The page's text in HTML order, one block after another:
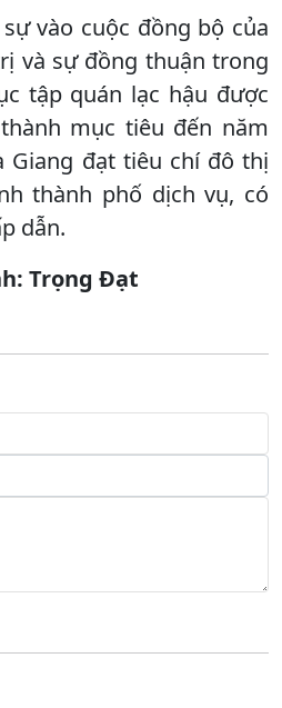
vào cuộc đồng bộ của
và sự đồng thuận trong
tập quán lạc hậu được
mục tiêu đến năm
Giang đạt tiêu chí đô thị
thành phố dịch vụ, có
dẫn.
Trọng Đạt